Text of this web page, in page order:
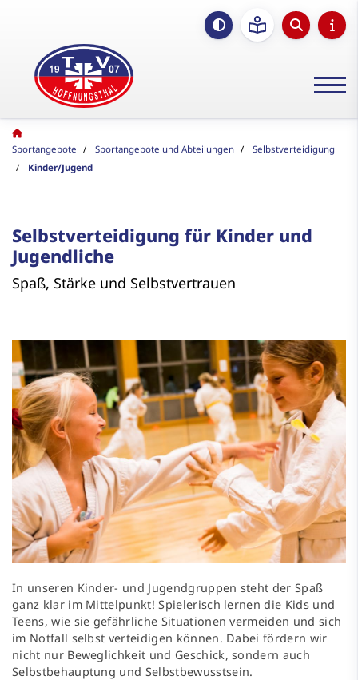
Sportangebote Sportangebote und Abteilungen
Selbstverteidigung
Kinder/Jugend
Selbstverteidigung für Kinder und
Jugendliche
Spaß, Stärke und Selbstvertrauen
In unseren Kinder- und Jugendgruppen steht der Spaß
ganz klar im Mittelpunkt! Spielerisch lernen die Kids und
Teens, wie sie gefährliche Situationen vermeiden und sich
im Notfall selbst verteidigen können. Dabei fördern wir
nicht nur Beweglichkeit und Geschick, sondern auch
Selbstbehauptung und Selbstbewusstsein.